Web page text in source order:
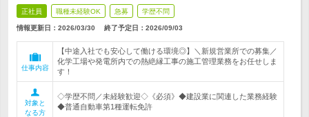
正社員 職種未経験OK 急募 学歴不問
情報更新日：2026/03/30 終了予定日： 2026/09/03
仕事内容
【中途入社でも安心して働ける環境◎】＼新規営業所での募集／
化学工場や発電所内での熱絶縁工事の施工管理業務をお任せしま
す！
対象と
なる方
◇学歴不問／未経験歓迎◇《必須》◆建設業に関連した業務経験
◆普通自動車第1種運転免許